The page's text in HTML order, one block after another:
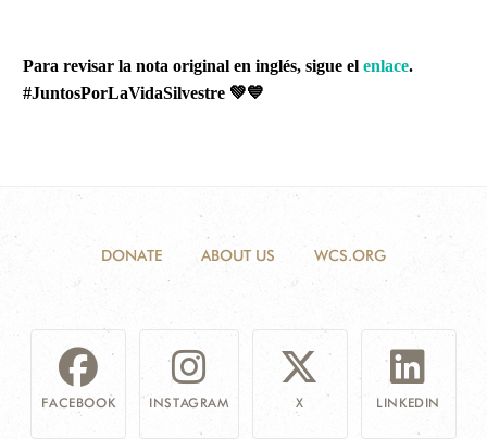
Para revisar la nota original en inglés, sigue el enlace.
#JuntosPorLaVidaSilvestre 💚💙
DONATE ABOUT US WCS.ORG
FACEBOOK INSTAGRAM X LINKEDIN